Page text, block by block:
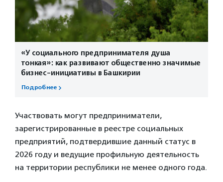
«У социального предпринимателя душа
тонкая»: как развивают общественно значимые
бизнес-инициативы в Башкирии
Подробнее
Участвовать могут предприниматели,
зарегистрированные в реестре социальных
предприятий, подтвердившие данный статус в
2026 году и ведущие профильную деятельность
на территории республики не менее одного года.